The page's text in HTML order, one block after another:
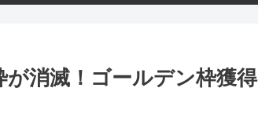
消滅！ゴールデン枠獲得